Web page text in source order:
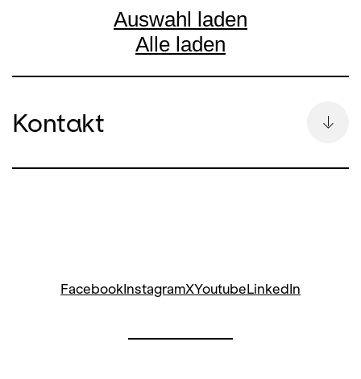
Auswahl laden
Alle laden
Kontakt
Social Media Oper:
FacebookInstagramXYoutubeLinkedIn